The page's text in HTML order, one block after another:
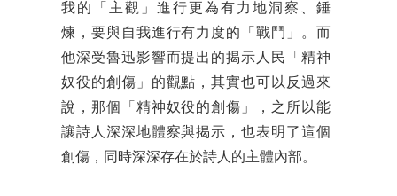
我的「主觀」進行更為有力地洞察、錘
煉，要與自我進行有力度的「戰鬥」。而
他深受魯迅影響而提出的揭示人民「精神
奴役的創傷」的觀點，其實也可以反過來
說，那個「精神奴役的創傷」，之所以能
讓詩人深深地體察與揭示，也表明了這個
創傷，同時深深存在於詩人的主體內部。